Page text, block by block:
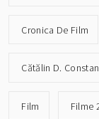
Cronica De Film
Cătălin D.
Film Filme